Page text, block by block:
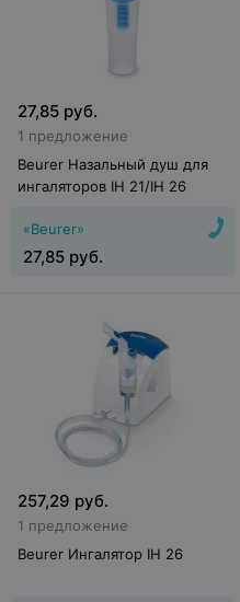
27,85 руб.
1 предложение
Beurer Назальный душ для
ингаляторов IH 21/IH 26
«Beurer»
27,85 руб.
257,29 руб.
1 предложение
Beurer Ингалятор IH 26